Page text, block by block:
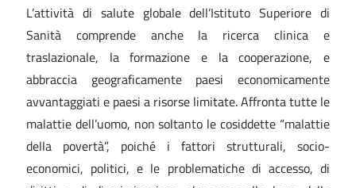
L’attività di salute globale dell’Istituto Superiore di
Sanità comprende anche la ricerca clinica e
traslazionale, la formazione e la cooperazione, e
abbraccia geograficamente paesi economicamente
avvantaggiati e paesi a risorse limitate. Affronta tutte le
malattie dell’uomo, non soltanto le cosiddette “malattie
della povertà”, poiché i fattori strutturali, socio-
economici, politici, e le problematiche di accesso, di